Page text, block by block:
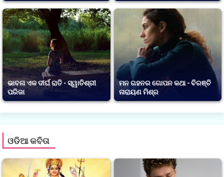
ଭାବନା ଏକ ଦୀର୍ଘ ରାତି - ସ୍ୱାତିଶ୍ରୀ
ପରିଜା
ମନ ଗହନର ଗୋପନ କଥା - ବିରଞ୍ଚି
ନାରାୟଣ ମିଶ୍ର
ଓଡିଆ କବିତା